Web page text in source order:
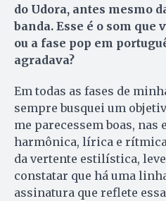
do Udora, antes mesmo
banda. Esse é o som que
ou a fase pop em
agradava?
Em todas as fases de
sempre busquei um
me parecessem boas, nas
harmônica, lírica e
da vertente estilística,
constatar que há uma
assinatura que reflete